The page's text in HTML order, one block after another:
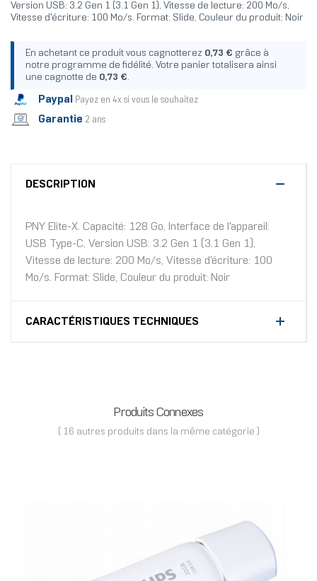
Version USB: 3.2 Gen 1 (3.1 Gen 1), Vitesse de lecture: 200 Mo/s,
Vitesse d'écriture: 100 Mo/s. Format: Slide, Couleur du produit: Noir
En achetant ce produit vous cagnotterez 0,73 € grâce à
notre programme de fidélité. Votre panier totalisera ainsi
une cagnotte de 0,73 €.
Paypal Payez en 4x si vous le souhaitez
Garantie 2 ans
DESCRIPTION
PNY Elite-X. Capacité: 128 Go, Interface de l'appareil:
USB Type-C, Version USB: 3.2 Gen 1 (3.1 Gen 1),
Vitesse de lecture: 200 Mo/s, Vitesse d'écriture: 100
Mo/s. Format: Slide, Couleur du produit: Noir
CARACTÉRISTIQUES TECHNIQUES
Produits Connexes
( 16 autres produits dans la même catégorie )